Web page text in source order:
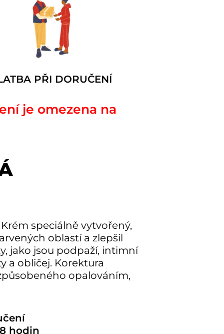
PŘI DORUČENÍ
je omezena na
speciálně vytvořený,
oblastí a zlepšil
jako jsou podpaží, intimní
a obličej. Korektura
opalováním,
hodin